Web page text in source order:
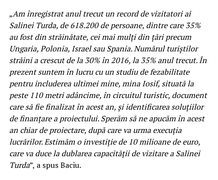
„Am înregistrat anul trecut un record de vizitatori ai
Salinei Turda, de 618.200 de persoane, dintre care 35%
au fost din străinătate, cei mai mulţi din ţări precum
Ungaria, Polonia, Israel sau Spania. Numărul turiştilor
străini a crescut de la 30% în 2016, la 35% anul trecut. În
prezent suntem în lucru cu un studiu de fezabilitate
pentru includerea ultimei mine, mina Iosif, situată la
peste 110 metri adâncime, în circuitul turistic, document
care să fie finalizat în acest an, şi identificarea soluţiilor
de finanţare a proiectului. Sperăm să ne apucăm în acest
an chiar de proiectare, după care va urma execuţia
lucrărilor. Estimăm o investiţie de 10 milioane de euro,
care va duce la dublarea capacităţii de vizitare a Salinei
Turda”, a spus Baciu.